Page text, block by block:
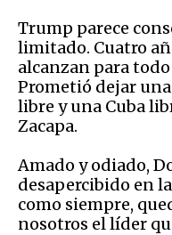
Trump parece
limitado. Cuatro
alcanzan para
Prometió dejar
libre y una Cuba
Zacapa.
Amado y odiado,
desapercibido en
como siempre,
nosotros el líder